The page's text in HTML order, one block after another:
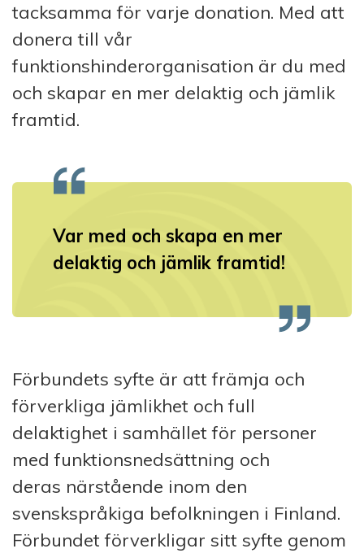
tacksamma för varje donation. Med att
donera till vår
funktionshinderorganisation är du med
och skapar en mer delaktig och jämlik
framtid.
Var med och skapa en mer
delaktig och jämlik framtid!
Förbundets syfte är att främja och
förverkliga jämlikhet och full
delaktighet i samhället för personer
med funktionsnedsättning och
deras närstående inom den
svenskspråkiga befolkningen i Finland.
Förbundet förverkligar sitt syfte genom